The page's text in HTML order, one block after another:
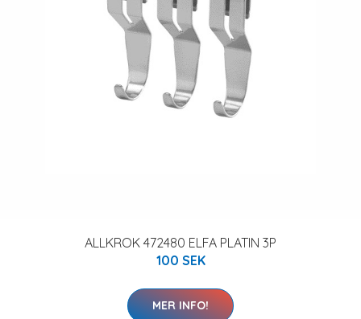
ALLKROK 472480 ELFA PLATIN 3P
100 SEK
MER INFO!